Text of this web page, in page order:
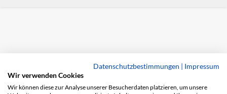
Datenschutzbestimmungen | Impressum
Wir verwenden Cookies
Wir können diese zur Analyse unserer Besucherdaten platzieren, um unsere